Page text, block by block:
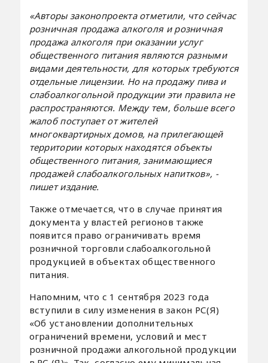
«Авторы законопроекта отметили, что сейчас
розничная продажа алкоголя и розничная
продажа алкоголя при оказании услуг
общественного питания являются разными
видами деятельности, для которых требуются
отдельные лицензии. Но на продажу пива и
слабоалкогольной продукции эти правила не
распространяются. Между тем, больше всего
жалоб поступает от жителей
многоквартирных домов, на прилегающей
территории которых находятся объекты
общественного питания, занимающиеся
продажей слабоалкогольных напитков», -
пишет издание.
Также отмечается, что в случае принятия
документа у властей регионов также
появится право ограничивать время
розничной торговли слабоалкогольной
продукцией в объектах общественного
питания.
Напомним, что с 1 сентября 2023 года
вступили в силу изменения в закон РС(Я)
«Об установлении дополнительных
ограничений времени, условий и мест
розничной продажи алкогольной продукции